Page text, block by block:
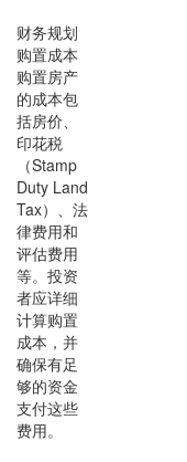
财务规划
购置成本
购置房产
的成本包
括房价、
印花税
（Stamp
Duty Land
Tax）、法
律费用和
评估费用
等。投资
者应详细
计算购置
成本，并
确保有足
够的资金
支付这些
费用。